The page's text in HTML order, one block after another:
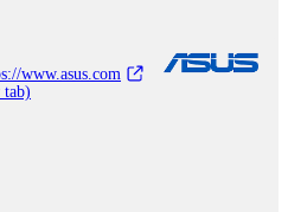
www.asus.com
tab)